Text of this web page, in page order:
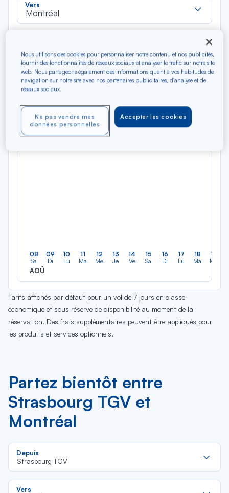
Vers
Montréal
Aller-Retour Aller simple
Filtrer Vider
Précédent
AOÛ 2026
N/A*
Aller / Retour — Économique
08
Sa
AOÛ
09
Di
10
Lu
11
Ma
12
Me
13
Je
14
Ve
15
Sa
16
Di
17
Lu
18
Ma
19
Me
Tarifs affichés par défaut pour un vol de 7 jours en classe
économique et sous réserve de disponibilité au moment de la
réservation. Des frais supplémentaires peuvent être appliqués pour
les produits et services optionnels.
Partez bientôt entre
Strasbourg TGV et
Montréal
Depuis
Strasbourg TGV
Vers
Nous utilisons des cookies pour personnaliser notre contenu et nos publicités,
fournir des fonctionnalités de réseaux sociaux et analyser le trafic sur notre site
web. Nous partageons également des informations quant à vos habitudes de
navigation sur notre site avec nos partenaires publicitaires, d'analyse et de
réseaux sociaux.
Accepter les cookies
Ne pas vendre mes
données personnelles